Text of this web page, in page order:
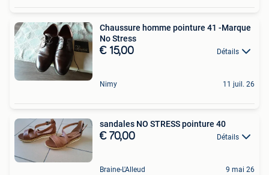
Chaussure homme pointure 41 -Marque
No Stress
€ 15,00 Détails
Nimy 11 juil. 26
sandales NO STRESS pointure 40
€ 70,00 Détails
Braine-L'Alleud 9 mai 26